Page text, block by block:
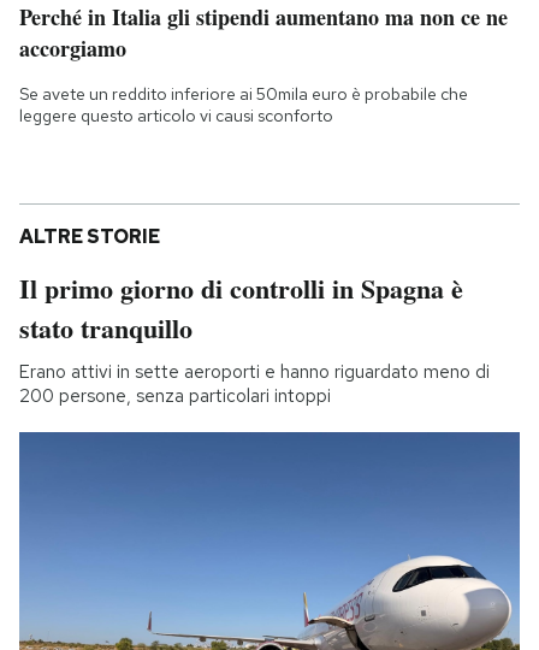
Perché in Italia gli stipendi aumentano ma non ce ne
accorgiamo
Se avete un reddito inferiore ai 50mila euro è probabile che
leggere questo articolo vi causi sconforto
ALTRE STORIE
Il primo giorno di controlli in Spagna è
stato tranquillo
Erano attivi in sette aeroporti e hanno riguardato meno di
200 persone, senza particolari intoppi